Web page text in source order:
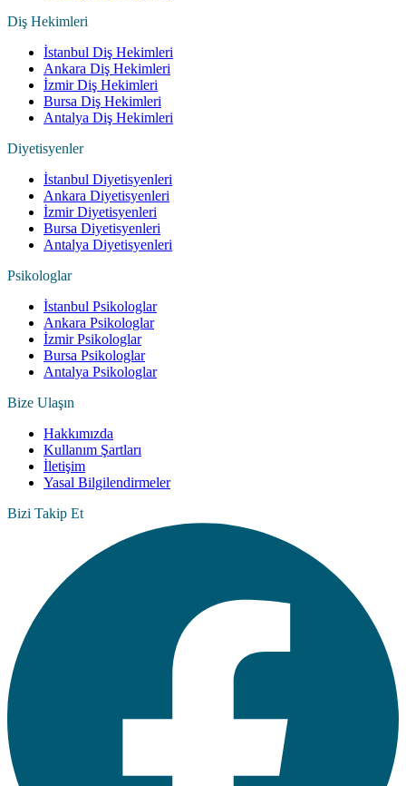
Diş Hekimleri
İstanbul Diş Hekimleri
Ankara Diş Hekimleri
İzmir Diş Hekimleri
Bursa Diş Hekimleri
Antalya Diş Hekimleri
Diyetisyenler
İstanbul Diyetisyenleri
Ankara Diyetisyenleri
İzmir Diyetisyenleri
Bursa Diyetisyenleri
Antalya Diyetisyenleri
Psikologlar
İstanbul Psikologlar
Ankara Psikologlar
İzmir Psikologlar
Bursa Psikologlar
Antalya Psikologlar
Bize Ulaşın
Hakkımızda
Kullanım Şartları
İletişim
Yasal Bilgilendirmeler
Bizi Takip Et